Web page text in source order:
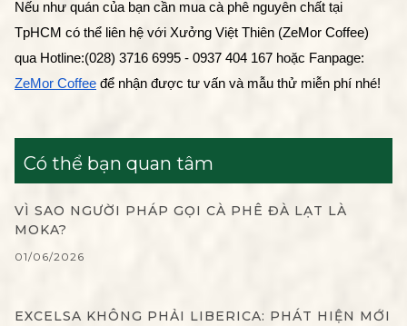
Nếu như quán của bạn cần mua cà phê nguyên chất tại
TpHCM có thể liên hệ với Xưởng Việt Thiên (ZeMor Coffee)
ZeMor Coffee để nhận được tư vấn và mẫu thử miễn phí nhé!
Có thể bạn quan tâm
VÌ SAO NGƯỜI PHÁP GỌI CÀ PHÊ ĐÀ LẠT LÀ
MOKA?
01/06/2026
EXCELSA KHÔNG PHẢI LIBERICA: PHÁT HIỆN MỚI